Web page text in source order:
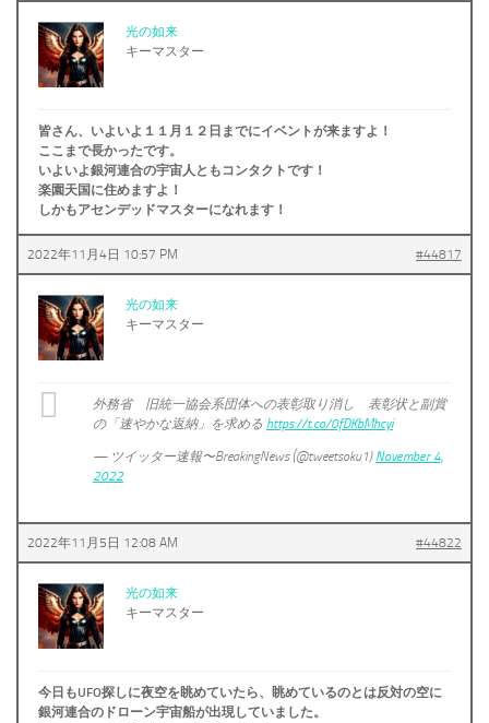
光の如来
キーマスター
皆さん、いよいよ１１月１２日までにイベントが来ますよ！
ここまで長かったです。
いよいよ銀河連合の宇宙人ともコンタクトです！
楽園天国に住めますよ！
しかもアセンデッドマスターになれます！
2022年11月4日 10:57 PM #44817
光の如来
キーマスター
外務省 旧統一協会系団体への表彰取り消し 表彰状と副賞
の「速やかな返納」を求める https://t.co/0fDKbMhcyi
— ツイッター速報〜BreakingNews (@tweetsoku1) November 4,
2022
2022年11月5日 12:08 AM #44822
光の如来
キーマスター
今日もUFO探しに夜空を眺めていたら、眺めているのとは反対の空に
銀河連合のドローン宇宙船が出現していました。